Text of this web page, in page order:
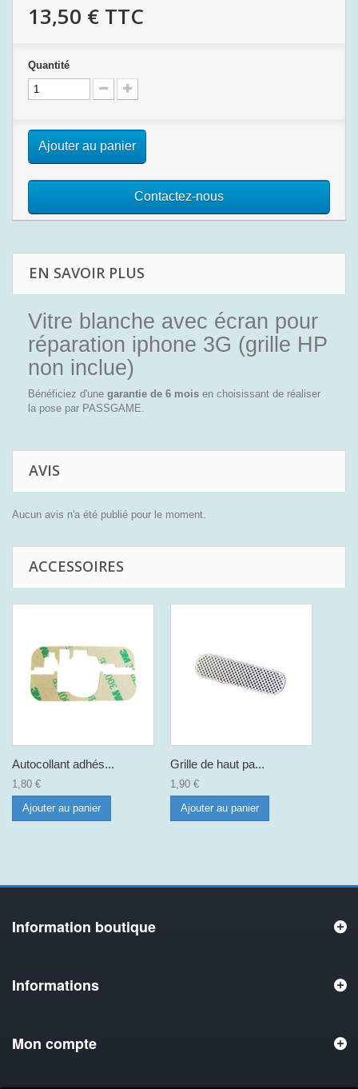
13,50 € TTC
Quantité
Ajouter au panier
Contactez-nous
EN SAVOIR PLUS
Vitre blanche avec écran pour
réparation iphone 3G (grille HP
non inclue)
Bénéficiez d'une garantie de 6 mois en choisissant de réaliser
la pose par PASSGAME.
AVIS
Aucun avis n'a été publié pour le moment.
ACCESSOIRES
Autocollant adhés...
1,80 €
Ajouter au panier
Grille de haut pa...
1,90 €
Ajouter au panier
Information boutique
Informations
Mon compte